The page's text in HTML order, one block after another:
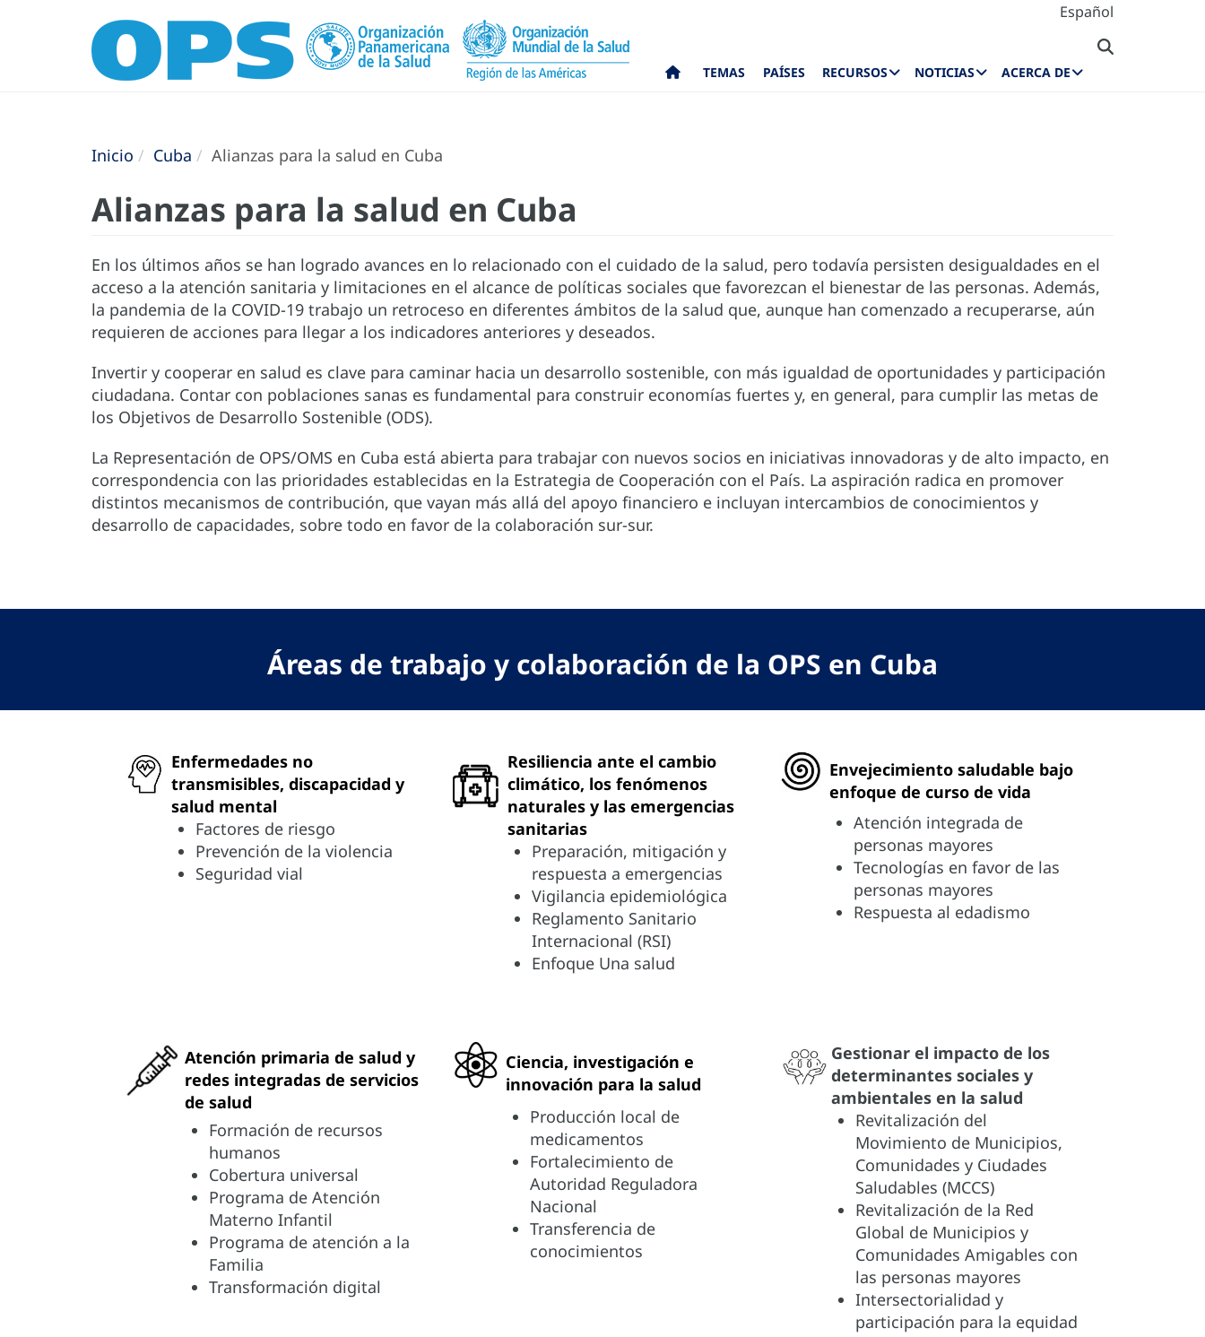
Español
TEMAS PAÍSES RECURSOS NOTICIAS ACERCA DE
Inicio Cuba Alianzas para la salud en Cuba
Alianzas para la salud en Cuba
En los últimos años se han logrado avances en lo relacionado con el cuidado de la salud, pero todavía persisten desigualdades en el
acceso a la atención sanitaria y limitaciones en el alcance de políticas sociales que favorezcan el bienestar de las personas. Además,
la pandemia de la COVID-19 trabajo un retroceso en diferentes ámbitos de la salud que, aunque han comenzado a recuperarse, aún
requieren de acciones para llegar a los indicadores anteriores y deseados.
Invertir y cooperar en salud es clave para caminar hacia un desarrollo sostenible, con más igualdad de oportunidades y participación
ciudadana. Contar con poblaciones sanas es fundamental para construir economías fuertes y, en general, para cumplir las metas de
los Objetivos de Desarrollo Sostenible (ODS).
La Representación de OPS/OMS en Cuba está abierta para trabajar con nuevos socios en iniciativas innovadoras y de alto impacto, en
correspondencia con las prioridades establecidas en la Estrategia de Cooperación con el País. La aspiración radica en promover
distintos mecanismos de contribución, que vayan más allá del apoyo financiero e incluyan intercambios de conocimientos y
desarrollo de capacidades, sobre todo en favor de la colaboración sur-sur.
Áreas de trabajo y colaboración de la OPS en Cuba
Enfermedades no
transmisibles, discapacidad y
salud mental
Factores de riesgo
Prevención de la violencia
Seguridad vial
Resiliencia ante el cambio
climático, los fenómenos
naturales y las emergencias
sanitarias
Preparación, mitigación y
respuesta a emergencias
Vigilancia epidemiológica
Reglamento Sanitario
Internacional (RSI)
Enfoque Una salud
Envejecimiento saludable bajo
enfoque de curso de vida
Atención integrada de
personas mayores
Tecnologías en favor de las
personas mayores
Respuesta al edadismo
Atención primaria de salud y
redes integradas de servicios
de salud
Formación de recursos
humanos
Cobertura universal
Programa de Atención
Materno Infantil
Programa de atención a la
Familia
Transformación digital
Ciencia, investigación e
innovación para la salud
Producción local de
medicamentos
Fortalecimiento de
Autoridad Reguladora
Nacional
Transferencia de
conocimientos
Gestionar el impacto de los
determinantes sociales y
ambientales en la salud
Revitalización del
Movimiento de Municipios,
Comunidades y Ciudades
Saludables (MCCS)
Revitalización de la Red
Global de Municipios y
Comunidades Amigables con
las personas mayores
Intersectorialidad y
participación para la equidad